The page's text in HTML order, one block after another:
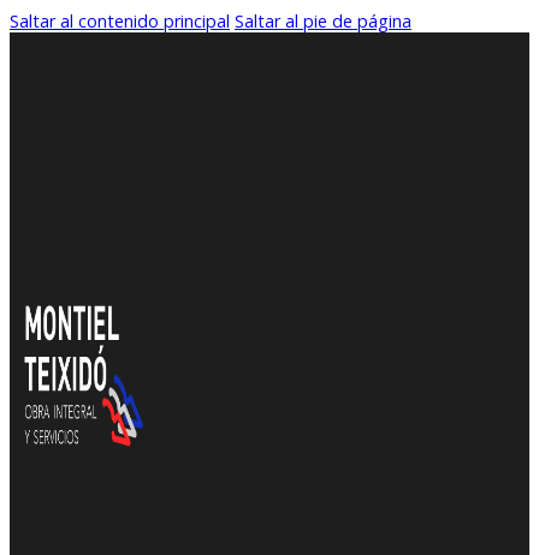
Saltar al contenido principal Saltar al pie de página